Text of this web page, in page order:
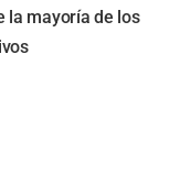
la mayoría de los